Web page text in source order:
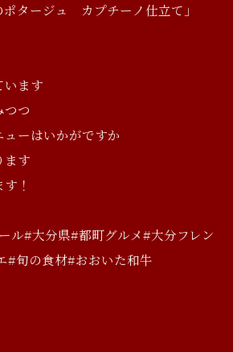
ポタージュ カプチーノ仕立て」
います
つつ
ーはいかがですか
ます
！
ル#大分県#都町グルメ#大分フレン
#旬の食材#おおいた和牛